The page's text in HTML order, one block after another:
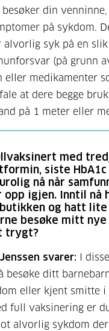
din
på sykdom.
alvorlig syk på en
(på grunn
eller medikamenter
at dere begge
på 1 meter eller
med
siste
nå når
opp igjen. Inntil nå
og hatt lite
besøke mitt nye
trygt?
svarer: I
ditt
eller kjent smitte i
full vaksinering er
alvorlig sykdom